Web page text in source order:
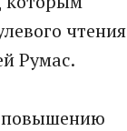
чтения
Румас.
повышению